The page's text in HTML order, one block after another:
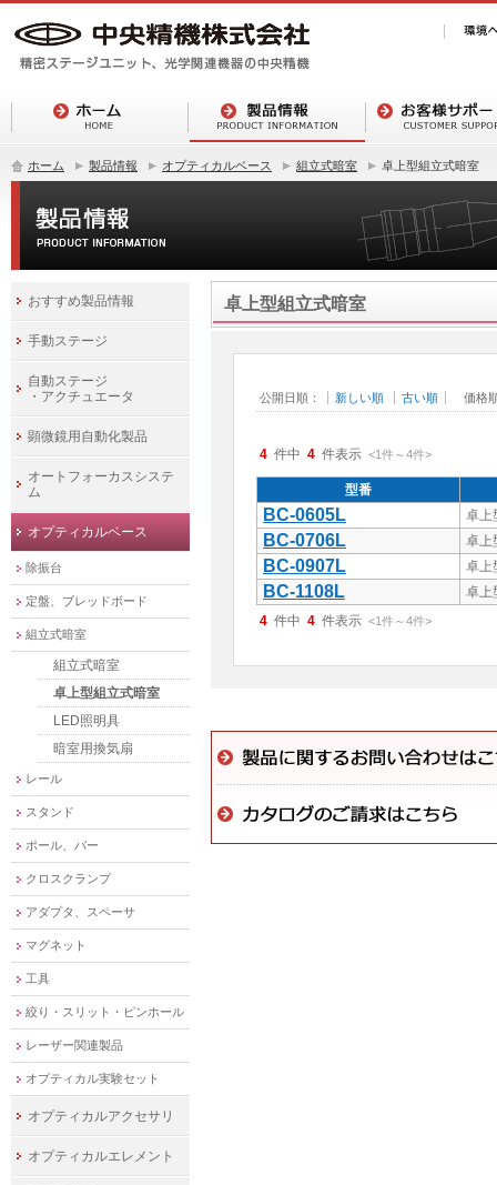
ホーム 製品情報 オプティカルベース 組立式暗室 卓上型組立式暗室
卓上型組立式暗室
公開日順： 新しい順 古い順 価格
4 件中 4 件表示 <1件～4件>
型番
BC-0605L 卓上
BC-0706L 卓上
BC-0907L 卓上
BC-1108L
卓上
4 件中 4 件表示 <1件～4件>
おすすめ製品情報
手動ステージ
自動ステージ
・アクチュエータ
顕微鏡用自動化製品
オートフォーカスシステ
ム
オプティカルベース
除振台
定盤、ブレッドボード
組立式暗室
組立式暗室
卓上型組立式暗室
LED照明具
暗室用換気扇
レール
スタンド
ポール、バー
クロスクランプ
アダプタ、スペーサ
マグネット
工具
絞り・スリット・ピンホール
レーザー関連製品
オプティカル実験セット
オプティカルアクセサリ
オプティカルエレメント